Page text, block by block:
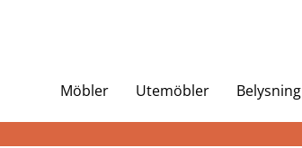
Möbler Utemöbler Belysning